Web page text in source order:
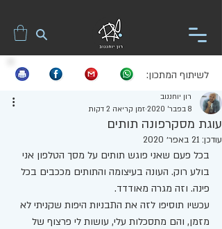
לשיתוף המתכון:
עוגת מסקרפונה תותים
רון יוחננוב
8 בפבר׳ 2020
זמן קריאה 2 דקות
עודכן: 21 באפר׳ 2020
בכל פעם שאני פוגש תותים על מסך הטלפון אני
בולע רוק. העונה בעיצומה והתותים מככבים בכל
פינה. וזה מגרה מאודדד.
עכשיו תוסיפו לזה את התבניות היפות שקניתי לא
מזמן, והם מתסכלות עלי, עושות לי פרצוף של